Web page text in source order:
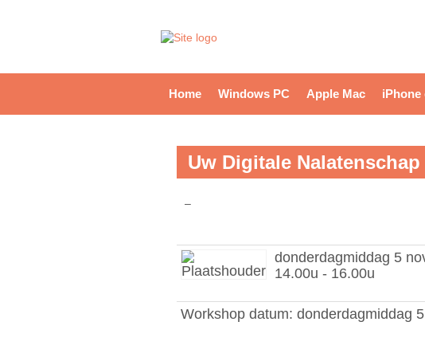
Home Windows PC Apple Mac iPhone
Uw Digitale Nalatenschap
–
donderdagmiddag 5
14.00u - 16.00u
Workshop datum: donderdagmiddag